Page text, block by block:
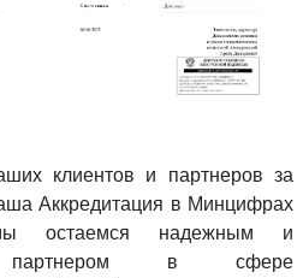
клиентов и партнеров за
Аккредитация в Минцифрах
остаемся надежным и
партнером в сфере